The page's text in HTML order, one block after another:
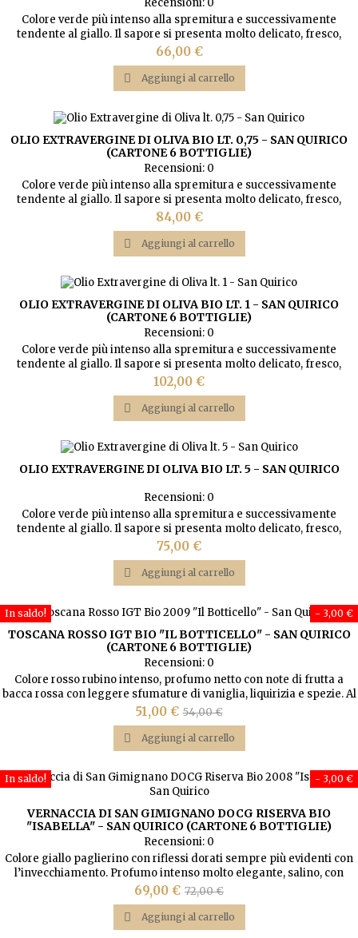
Recensioni: 0
Colore verde più intenso alla spremitura e successivamente
tendente al giallo. Il sapore si presenta molto delicato, fresco,
fruttato. Leggermente piccante da non aggredire il palato, rimane
piuttosto leggero con sentori di mandorla.
Prezzo
66,00 €
 Aggiungi al carrello
OLIO EXTRAVERGINE DI OLIVA BIO LT. 0,75 - SAN QUIRICO
(CARTONE 6 BOTTIGLIE)
Recensioni: 0
Colore verde più intenso alla spremitura e successivamente
tendente al giallo. Il sapore si presenta molto delicato, fresco,
fruttato. Leggermente piccante da non aggredire il palato, rimane
piuttosto leggero con sentori di mandorla.
Prezzo
84,00 €
 Aggiungi al carrello
OLIO EXTRAVERGINE DI OLIVA BIO LT. 1 - SAN QUIRICO
(CARTONE 6 BOTTIGLIE)
Recensioni: 0
Colore verde più intenso alla spremitura e successivamente
tendente al giallo. Il sapore si presenta molto delicato, fresco,
fruttato. Leggermente piccante da non aggredire il palato, rimane
piuttosto leggero con sentori di mandorla.
Prezzo
102,00 €
 Aggiungi al carrello
OLIO EXTRAVERGINE DI OLIVA BIO LT. 5 - SAN QUIRICO
Recensioni: 0
Colore verde più intenso alla spremitura e successivamente
tendente al giallo. Il sapore si presenta molto delicato, fresco,
fruttato. Leggermente piccante da non aggredire il palato, rimane
piuttosto leggero con sentori di mandorla.
Prezzo
75,00 €
 Aggiungi al carrello
- 3,00 €
In saldo!
TOSCANA ROSSO IGT BIO "IL BOTTICELLO" - SAN QUIRICO
(CARTONE 6 BOTTIGLIE)
Recensioni: 0
Colore rosso rubino intenso, profumo netto con note di frutta a
bacca rossa con leggere sfumature di vaniglia, liquirizia e spezie. Al
gusto sapido di buona stoffa ma nel contempo morbido ed
elegante, bilanciato, caldo con ricordi di confettura di frutti di bosco
e buona persistenza dei caratteri in bocca.
Prezzo
51,00 € Prezzo
base
54,00 €
 Aggiungi al carrello
- 3,00 €
In saldo!
VERNACCIA DI SAN GIMIGNANO DOCG RISERVA BIO
"ISABELLA" - SAN QUIRICO (CARTONE 6 BOTTIGLIE)
Recensioni: 0
Colore giallo paglierino con riflessi dorati sempre più evidenti con
l’invecchiamento. Profumo intenso molto elegante, salino, con
sentori di nocciola e mandorla. Con l’invecchiamento sviluppa il
caratteristico sentore minerale (di pietra focaia). Al palato ha un
gusto più pieno, asciutto, sapido, ma piacevolmente equilibrato e
armonico con note e...
Prezzo
69,00 € Prezzo
base
72,00 €
 Aggiungi al carrello